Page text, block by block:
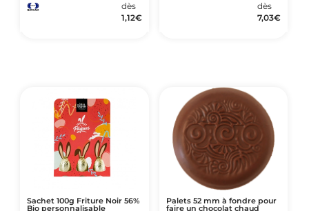
dès
1,12€
dès
7,03€
Sachet 100g Friture Noir 56%
Bio personnalisable
Palets 52 mm à fondre pour
faire un chocolat chaud